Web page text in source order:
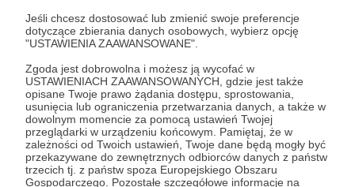
Jeśli chcesz dostosować lub zmienić swoje preferencje
dotyczące zbierania danych osobowych, wybierz opcję
"USTAWIENIA ZAAWANSOWANE".
Zgoda jest dobrowolna i możesz ją wycofać w
USTAWIENIACH ZAAWANSOWANYCH, gdzie jest także
opisane Twoje prawo żądania dostępu, sprostowania,
usunięcia lub ograniczenia przetwarzania danych, a także w
dowolnym momencie za pomocą ustawień Twojej
przeglądarki w urządzeniu końcowym. Pamiętaj, że w
zależności od Twoich ustawień, Twoje dane będą mogły być
przekazywane do zewnętrznych odbiorców danych z państw
trzecich tj. z państw spoza Europejskiego Obszaru
Gospodarczego. Pozostałe szczegółowe informacje na
Ta wpłata świadczy o tym, że głęboko wierzysz w
to, co robimy. Nam natomiast uświadamia, że jest
więcej ludzi, którzy chcą pomóc oczyścić Internet
i zamiast tylko mówić – działają. Nie rozdajemy
gadżetów, ale wiemy, że nie po to tu jesteś. W tym
progu również otrzymujesz dostęp do kanału dla
Patronów na naszej platformie roboczej.
Patroni: 1